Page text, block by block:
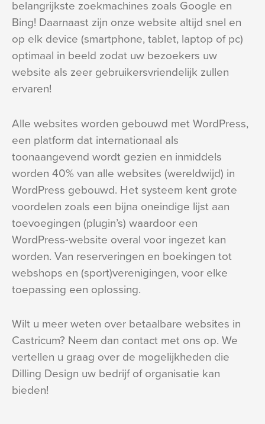
belangrijkste zoekmachines zoals Google en
Bing! Daarnaast zijn onze website altijd snel en
op elk device (smartphone, tablet, laptop of pc)
optimaal in beeld zodat uw bezoekers uw
website als zeer gebruikersvriendelijk zullen
ervaren!
Alle websites worden gebouwd met WordPress,
een platform dat internationaal als
toonaangevend wordt gezien en inmiddels
worden 40% van alle websites (wereldwijd) in
WordPress gebouwd. Het systeem kent grote
voordelen zoals een bijna oneindige lijst aan
toevoegingen (plugin’s) waardoor een
WordPress-website overal voor ingezet kan
worden. Van reserveringen en boekingen tot
webshops en (sport)verenigingen, voor elke
toepassing een oplossing.
Wilt u meer weten over betaalbare websites in
Castricum? Neem dan contact met ons op. We
vertellen u graag over de mogelijkheden die
Dilling Design uw bedrijf of organisatie kan
bieden!